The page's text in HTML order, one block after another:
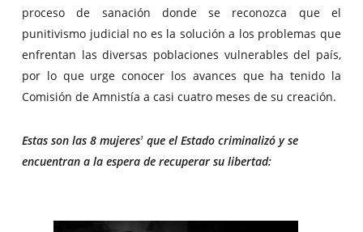
proceso de sanación donde se reconozca que el
punitivismo judicial no es la solución a los problemas que
enfrentan las diversas poblaciones vulnerables del país,
por lo que urge conocer los avances que ha tenido la
Comisión de Amnistía a casi cuatro meses de su creación.
Estas son las 8 mujeres1que el Estado criminalizó y se
encuentran a la espera de recuperar su libertad: